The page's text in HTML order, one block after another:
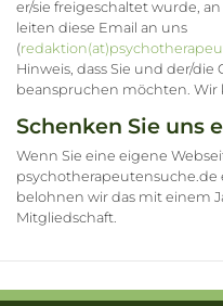
er/sie freigeschaltet wurde,
leiten diese Email an uns
(
Hinweis, dass Sie und der/
beanspruchen möchten.
Schenken Sie uns
Wenn Sie eine eigene
belohnen wir das mit einem
Mitgliedschaft.